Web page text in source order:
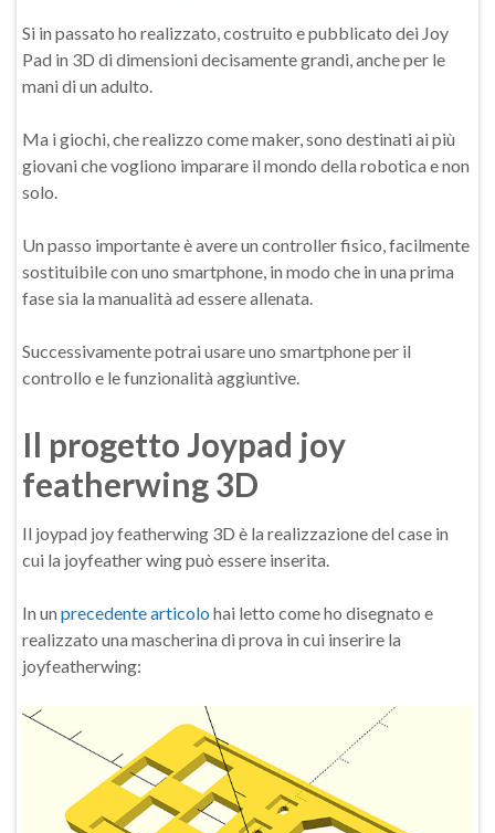
Si in passato ho realizzato, costruito e pubblicato dei Joy
Pad in 3D di dimensioni decisamente grandi, anche per le
mani di un adulto.
Ma i giochi, che realizzo come maker, sono destinati ai più
giovani che vogliono imparare il mondo della robotica e non
solo.
Un passo importante è avere un controller fisico, facilmente
sostituibile con uno smartphone, in modo che in una prima
fase sia la manualità ad essere allenata.
Successivamente potrai usare uno smartphone per il
controllo e le funzionalità aggiuntive.
Il progetto Joypad joy
featherwing 3D
Il joypad joy featherwing 3D è la realizzazione del case in
cui la joyfeather wing può essere inserita.
In un precedente articolo hai letto come ho disegnato e
realizzato una mascherina di prova in cui inserire la
joyfeatherwing: